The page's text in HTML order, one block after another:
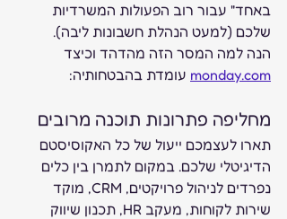
באחד" עבור רוב הפעולות המשרדיות
שלכם (למעט הנהלת חשבונות ליבה).
הנה למה המסר הזה מהדהד וכיצד
monday.com עומדת בהבטחותיה:
מחליפה פתרונות תוכנה מרובים
תארו לעצמכם ייעול של כל האקוסיסטם
הדיגיטלי שלכם. במקום לתמרן בין כלים
נפרדים לניהול פרויקטים, CRM, מוקד
שירות לקוחות, מעקב HR, תכנון שיווק